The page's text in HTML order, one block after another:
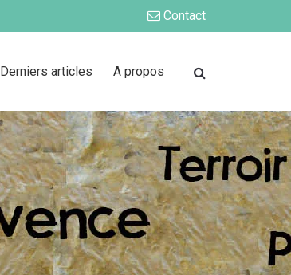
Contact
Derniers articles A propos